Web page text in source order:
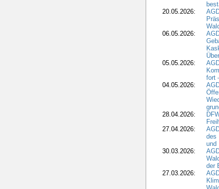
20.05.2026:
06.05.2026:
05.05.2026:
fort
04.05.2026:
28.04.2026:
27.04.2026:
des
und
30.03.2026:
der
27.03.2026: